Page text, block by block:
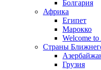
Болгария
Африка
Египет
Марокко
Welcome
Страны
Грузия